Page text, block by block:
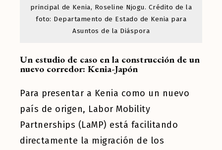
principal de Kenia, Roseline Njogu. Crédito de la
foto: Departamento de Estado de Kenia para
Asuntos de la Diáspora
Un estudio de caso en la construcción de un
nuevo corredor: Kenia-Japón
Para presentar a Kenia como un nuevo
país de origen, Labor Mobility
Partnerships (LaMP) está facilitando
directamente la migración de los